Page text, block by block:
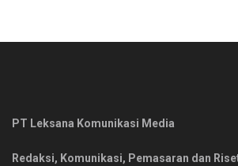
PT Leksana Komunikasi Media
Redaksi, Komunikasi, Pemasaran dan